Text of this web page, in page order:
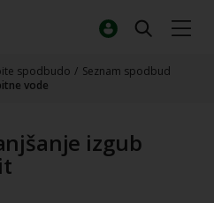
spodbudo / Seznam spodbud
vode
izgub